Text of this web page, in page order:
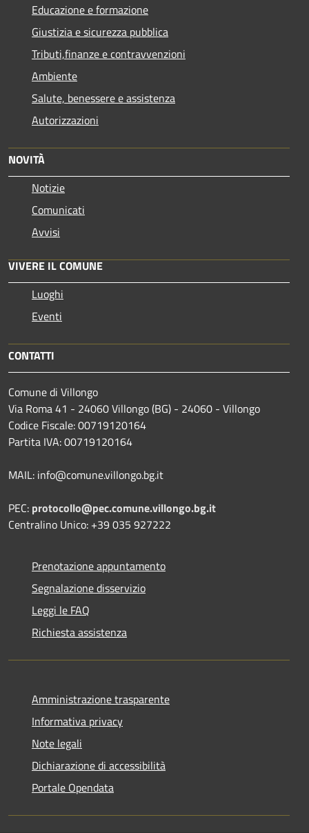
Educazione e formazione
Giustizia e sicurezza pubblica
Tributi,finanze e contravvenzioni
Ambiente
Salute, benessere e assistenza
Autorizzazioni
NOVITÀ
Notizie
Comunicati
Avvisi
VIVERE IL COMUNE
Luoghi
Eventi
CONTATTI
Comune di Villongo
Via Roma 41 - 24060 Villongo (BG) - 24060 - Villongo
Codice Fiscale: 00719120164
Partita IVA: 00719120164
MAIL: info@comune.villongo.bg.it
PEC: protocollo@pec.comune.villongo.bg.it
Centralino Unico: +39 035 927222
Prenotazione appuntamento
Segnalazione disservizio
Leggi le FAQ
Richiesta assistenza
Amministrazione trasparente
Informativa privacy
Note legali
Dichiarazione di accessibilità
Portale Opendata